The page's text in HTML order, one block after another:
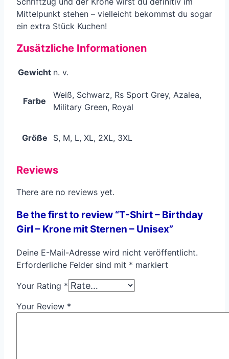
Mittelpunkt stehen – vielleicht bekommst du sogar
ein extra Stück Kuchen!
Zusätzliche Informationen
Gewicht n. v.
Farbe
Weiß, Schwarz, Rs Sport Grey, Azalea,
Military Green, Royal
Größe S, M, L, XL, 2XL, 3XL
Reviews
There are no reviews yet.
Be the first to review “T-Shirt – Birthday
Girl – Krone mit Sternen – Unisex”
Deine E-Mail-Adresse wird nicht veröffentlicht.
Erforderliche Felder sind mit * markiert
Your Rating *
Your Review *